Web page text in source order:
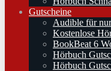
Gutscheine
Audible für
Kostenlose
BookBeat 6
Hörbuch
Hörbuch